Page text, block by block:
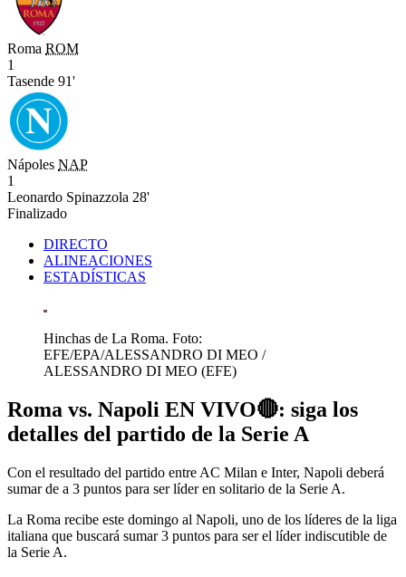
Roma ROM
1
Tasende 91'
Nápoles NAP
1
Leonardo Spinazzola 28'
Finalizado
DIRECTO
ALINEACIONES
ESTADÍSTICAS
Hinchas de La Roma. Foto:
EFE/EPA/ALESSANDRO DI MEO /
ALESSANDRO DI MEO (EFE)
Roma vs. Napoli EN VIVO🔴: siga los
detalles del partido de la Serie A
Con el resultado del partido entre AC Milan e Inter, Napoli deberá
sumar de a 3 puntos para ser líder en solitario de la Serie A.
La Roma recibe este domingo al Napoli, uno de los líderes de la liga
italiana que buscará sumar 3 puntos para ser el líder indiscutible de
la Serie A.